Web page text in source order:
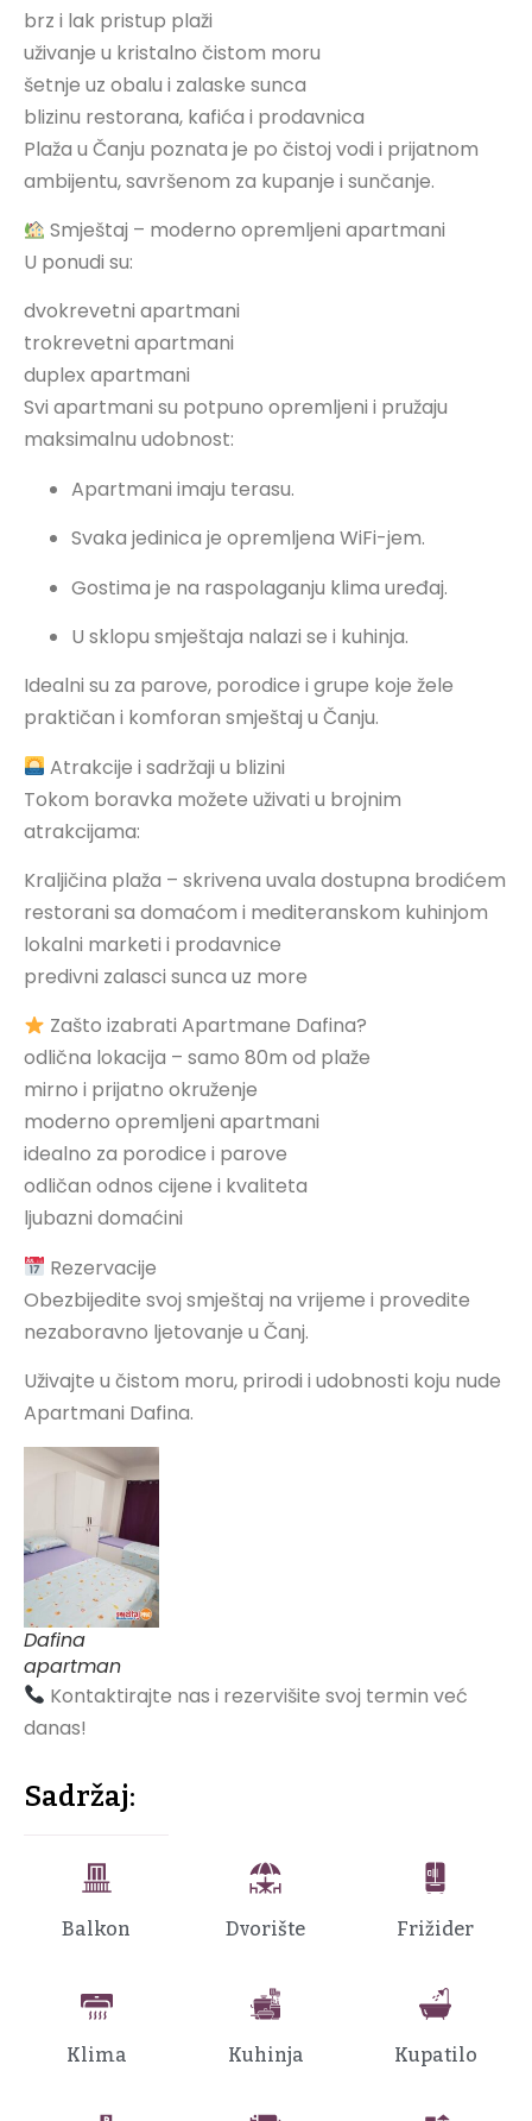
brz i lak pristup plaži
uživanje u kristalno čistom moru
šetnje uz obalu i zalaske sunca
blizinu restorana, kafića i prodavnica
Plaža u Čanju poznata je po čistoj vodi i prijatnom
ambijentu, savršenom za kupanje i sunčanje.
Smještaj – moderno opremljeni apartmani
U ponudi su:
dvokrevetni apartmani
trokrevetni apartmani
duplex apartmani
Svi apartmani su potpuno opremljeni i pružaju
maksimalnu udobnost:
Apartmani imaju terasu.
Svaka jedinica je opremljena WiFi-jem.
Gostima je na raspolaganju klima uređaj.
U sklopu smještaja nalazi se i kuhinja.
Idealni su za parove, porodice i grupe koje žele
praktičan i komforan smještaj u Čanju.
Atrakcije i sadržaji u blizini
Tokom boravka možete uživati u brojnim
atrakcijama:
Kraljičina plaža – skrivena uvala dostupna brodićem
restorani sa domaćom i mediteranskom kuhinjom
lokalni marketi i prodavnice
predivni zalasci sunca uz more
Zašto izabrati Apartmane Dafina?
odlična lokacija – samo 80m od plaže
mirno i prijatno okruženje
moderno opremljeni apartmani
idealno za porodice i parove
odličan odnos cijene i kvaliteta
ljubazni domaćini
Rezervacije
Obezbijedite svoj smještaj na vrijeme i provedite
nezaboravno ljetovanje u Čanj.
Uživajte u čistom moru, prirodi i udobnosti koju nude
Apartmani Dafina.
Dafina
apartman
Kontaktirajte nas i rezervišite svoj termin već
danas!
Sadržaj:
Balkon Dvorište Frižider
Klima Kuhinja Kupatilo